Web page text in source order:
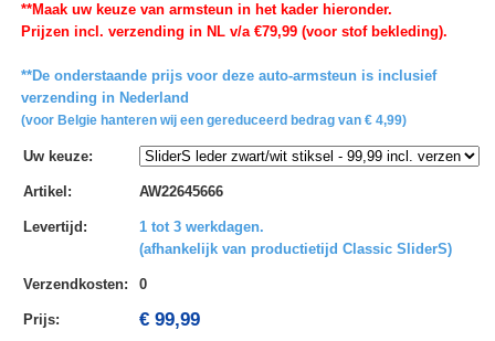
**Maak uw keuze van armsteun in het kader hieronder.
Prijzen incl. verzending in NL v/a €79,99 (voor stof bekleding).
**De onderstaande prijs voor deze auto-armsteun is inclusief
verzending in Nederland
(voor Belgie hanteren wij een gereduceerd bedrag van € 4,99)
Uw keuze:
Artikel : AW22645666
Levertijd :
1 tot 3 werkdagen.
(afhankelijk van productietijd Classic SliderS)
Verzendkosten: 0
Prijs: € 99,99